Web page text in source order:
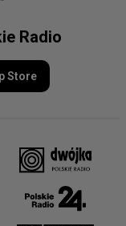
Radio
Store